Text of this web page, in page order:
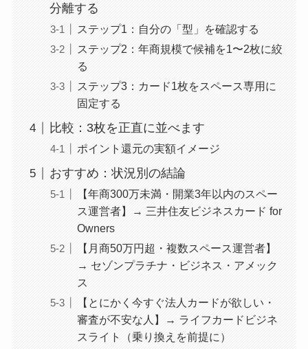
分離する
ステップ1：自分の「型」を確認する
ステップ2：年商規模で候補を1〜2枚に絞
る
ステップ3：カード1枚をスペース専用に
固定する
比較：3枚を正直に並べます
ポイント還元の実額イメージ
おすすめ：状況別の結論
【年商300万未満・開業3年以内のスペー
ス運営者】→ 三井住友ビジネスカード for
Owners
【月商50万円超・複数スペース運営者】
→ セゾンプラチナ・ビジネス・アメック
ス
【とにかく今すぐ法人カードが欲しい・
審査が不安な人】→ ライフカードビジネ
スライト（乗り換えを前提に）